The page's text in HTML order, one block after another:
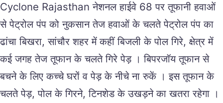
Cyclone Rajasthan नेशनल हाईवे 68 पर तूफानी हवाओं
से पेट्रोल पंप को नुकसान तेज हवाओं के चलते पेट्रोल पंप का
ढांचा बिखरा, सांचौर शहर में कहीं बिजली के पोल गिरे, क्षेत्र में
कई जगह तेज तूफान के चलते गिरे पेड़ । बिपरजॉय तूफान से
बचने के लिए कच्चे घरों व पेड़ के नीचे ना रुकें । इस तूफान के
चलते पेड़, पोल के गिरने, टिनशेड के उखड़ने का खतरा रहेगा ।